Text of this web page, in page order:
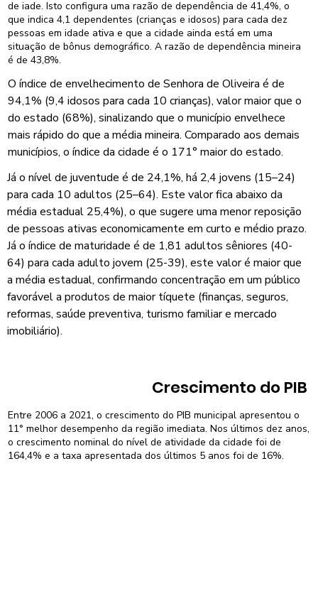
de iade. Isto configura uma razão de dependência de 41,4%, o
que indica 4,1 dependentes (crianças e idosos) para cada dez
pessoas em idade ativa e que a cidade ainda está em uma
situação de bônus demográfico. A razão de dependência mineira
é de 43,8%.
O índice de envelhecimento de Senhora de Oliveira é de
94,1% (9,4 idosos para cada 10 crianças), valor maior que o
do estado (68%), sinalizando que o município envelhece
mais rápido do que a média mineira. Comparado aos demais
municípios, o índice da cidade é o 171° maior do estado.
Já o nível de juventude é de 24,1%, há 2,4 jovens (15–24)
para cada 10 adultos (25–64). Este valor fica abaixo da
média estadual 25,4%), o que sugere uma menor reposição
de pessoas ativas economicamente em curto e médio prazo.
Já o índice de maturidade é de 1,81 adultos sêniores (40-
64) para cada adulto jovem (25-39), este valor é maior que
a média estadual, confirmando concentração em um público
favorável a produtos de maior tíquete (finanças, seguros,
reformas, saúde preventiva, turismo familiar e mercado
imobiliário).
Crescimento do PIB
Entre 2006 a 2021, o crescimento do PIB municipal apresentou o
11° melhor desempenho da região imediata. Nos últimos dez anos,
o crescimento nominal do nível de atividade da cidade foi de
164,4% e a taxa apresentada dos últimos 5 anos foi de 16%.